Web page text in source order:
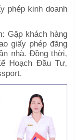
phép kinh doanh
Gặp khách hàng
giấy phép đăng
nhà. Đồng thời,
Hoạch Đầu Tư,